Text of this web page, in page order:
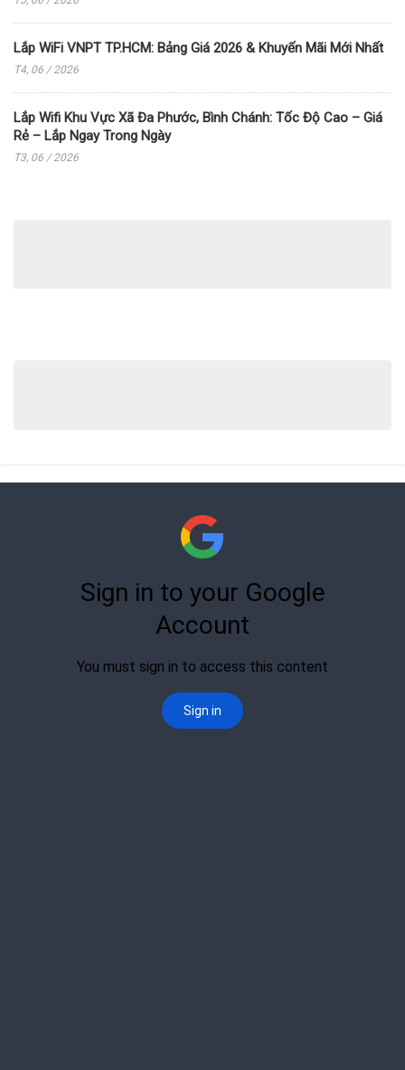
Lắp WiFi VNPT TP.HCM: Bảng Giá 2026 & Khuyến Mãi Mới Nhất
T4, 06 / 2026
Lắp Wifi Khu Vực Xã Đa Phước, Bình Chánh: Tốc Độ Cao – Giá
Rẻ – Lắp Ngay Trong Ngày
T3, 06 / 2026